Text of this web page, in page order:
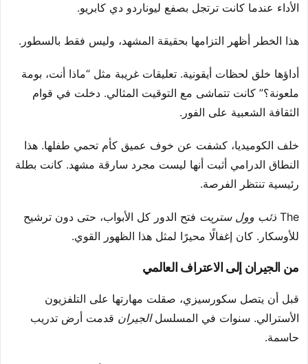
الأداء عندما كانت ترتجل بصفع ليوناردو دي كابريو.
هذا الخطر أظهر التزامها بحقيقة المشهد، وليس فقط بالسطور.
أداؤها خلق لحظات أيقونية. تعليقات غريبة مثل “ماذا أنت، بومة
ملعونة؟” كانت تتماشى مع التوقيت المثالي. دخلت في قوام
الثقافة الشعبية على الفور.
خلف الكوميديا، كشفت عن خوف عميق كأم تحمي طفلها. هذا
النطاق الدرامي أثبت أنها ليست مجرد سارقة مشهد. كانت بطلة
رئيسية تنتظر الفرصة.
The ذئب وول ستريت فتح الدور كل الأبواب، حتى دون ترشيح
للأوسكار. كان إغفالًا محيرًا لمثل هذا الظهور القوي.
من الجيران إلى الاعتراف العالمي
قبل أن يتصل سكورسيزي، صقلت مهارتها على التلفزيون
الأسترالي. سنوات في المسلسلالجيران قدمت أرض تدريب
حاسمة.